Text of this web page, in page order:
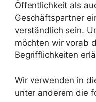
Öffentlichkeit als
Geschäftspartner
verständlich sein.
möchten wir vorab
Begrifflichkeiten
Wir verwenden in
unter anderem die